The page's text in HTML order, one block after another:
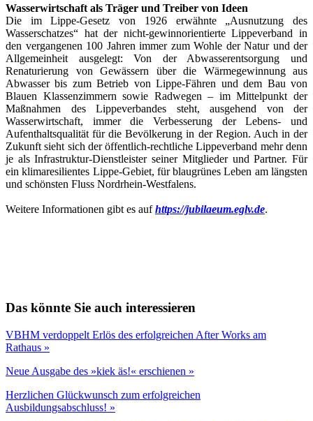
Wasserwirtschaft als Träger und Treiber von Ideen
Die im Lippe-Gesetz von 1926 erwähnte „Ausnutzung des
Wasserschatzes“ hat der nicht-gewinnorientierte Lippeverband in
den vergangenen 100 Jahren immer zum Wohle der Natur und der
Allgemeinheit ausgelegt: Von der Abwasserentsorgung und
Renaturierung von Gewässern über die Wärmegewinnung aus
Abwasser bis zum Betrieb von Lippe-Fähren und dem Bau von
Blauen Klassenzimmern sowie Radwegen – im Mittelpunkt der
Maßnahmen des Lippeverbandes steht, ausgehend von der
Wasserwirtschaft, immer die Verbesserung der Lebens- und
Aufenthaltsqualität für die Bevölkerung in der Region. Auch in der
Zukunft sieht sich der öffentlich-rechtliche Lippeverband mehr denn
je als Infrastruktur-Dienstleister seiner Mitglieder und Partner. Für
ein klimaresilientes Lippe-Gebiet, für blaugrünes Leben am längsten
und schönsten Fluss Nordrhein-Westfalens.
Weitere Informationen gibt es aufhttps://jubilaeum.eglv.de.
Das könnte Sie auch interessieren
VBHM verdoppelt Erlös des erfolgreichen After Works am
Rathaus »
Neue Ausgabe des »kiek äs!« erschienen »
Herzlichen Glückwunsch zum erfolgreichen
Ausbildungsabschluss! »